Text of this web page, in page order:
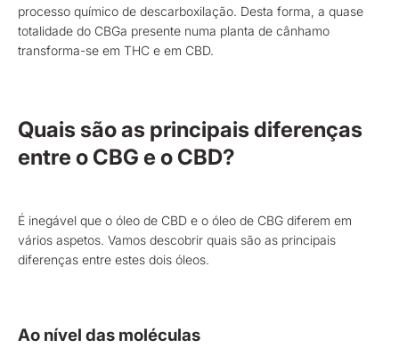
processo químico de descarboxilação. Desta forma, a quase
totalidade do CBGa presente numa planta de cânhamo
transforma-se em THC e em CBD.
Quais são as principais diferenças
entre o CBG e o CBD?
É inegável que o óleo de CBD e o óleo de CBG diferem em
vários aspetos. Vamos descobrir quais são as principais
diferenças entre estes dois óleos.
Ao nível das moléculas